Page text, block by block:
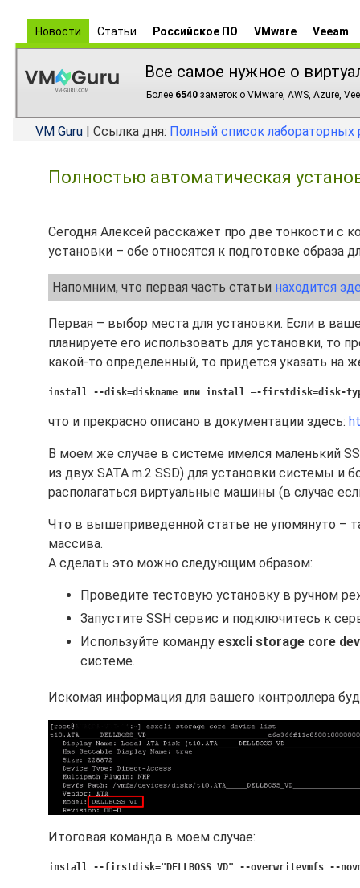
Новости Статьи Российское ПО VMware Veeam
Все самое нужное о
Более 6540 заметок о VMware, AWS, Azure,
VM Guru | Ссылка дня: Полный список лабораторных
Полностью автоматическая
Сегодня Алексей расскажет про две тонкости с
установки – обе относятся к подготовке образа
Напомним, что первая часть статьи находится
Первая – выбор места для установки. Если в
планируете его использовать для установки, то
какой-то определенный, то придется указать
install --disk=diskname или install –-firstdisk=disk-
что и прекрасно описано в документации здесь:
В моем же случае в системе имелся маленький
из двух SATA m.2 SSD) для установки системы и
располагаться виртуальные машины (в случае
Что в вышеприведенной статье не упомянуто –
массива.
А сделать это можно следующим образом:
Проведите тестовую установку в ручном
Запустите SSH сервис и подключитесь к
Используйте команду esxcli storage core
системе.
Искомая информация для вашего контроллера
Итоговая команда в моем случае:
install --firstdisk="DELLBOSS VD" --overwritevmfs --